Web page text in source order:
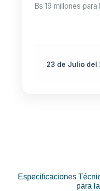
Bs 19 millones
23 de Julio del
Especificaciones
para